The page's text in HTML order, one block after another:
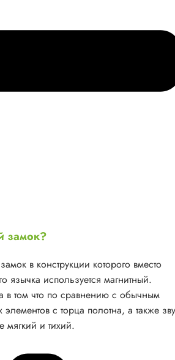
замок?
в конструкции которого вместо
язычка используется магнитный.
в том что по сравнению с обычным
с торца полотна, а также
мягкий и тихий.